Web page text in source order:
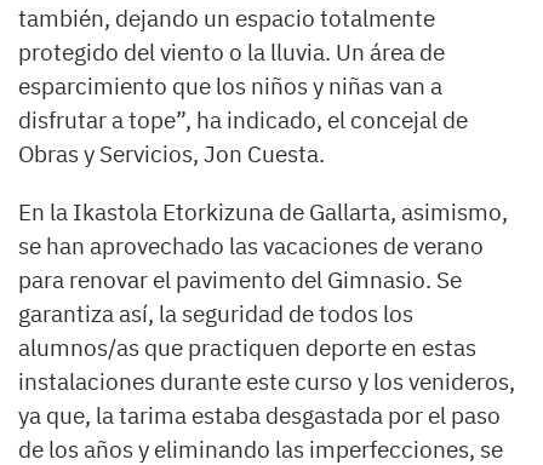
también, dejando un espacio totalmente
protegido del viento o la lluvia. Un área de
esparcimiento que los niños y niñas van a
disfrutar a tope”, ha indicado, el concejal de
Obras y Servicios, Jon Cuesta.
En la Ikastola Etorkizuna de Gallarta, asimismo,
se han aprovechado las vacaciones de verano
para renovar el pavimento del Gimnasio. Se
garantiza así, la seguridad de todos los
alumnos/as que practiquen deporte en estas
instalaciones durante este curso y los venideros,
ya que, la tarima estaba desgastada por el paso
de los años y eliminando las imperfecciones, se